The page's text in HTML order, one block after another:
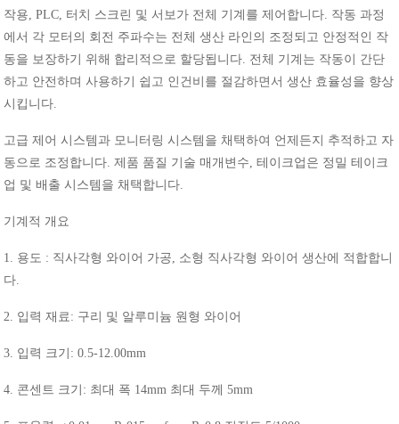
작용, PLC, 터치 스크린 및 서보가 전체 기계를 제어합니다. 작동 과정
에서 각 모터의 회전 주파수는 전체 생산 라인의 조정되고 안정적인 작
동을 보장하기 위해 합리적으로 할당됩니다. 전체 기계는 작동이
간단
하고 안전하며 사용하기 쉽고 인건비를 절감하면서 생산 효율성을 향상
시킵니다.
고급 제어 시스템과 모니터링 시스템을 채택하여 언제든지 추적하고 자
동으로 조정합니다.제품 품질 기술 매개변수,테이크업은 정밀 테이크
업 및 배출 시스템을 채택합니다.
기계적 개요
1. 용도 : 직사각형 와이어 가공, 소형 직사각형 와이어 생산에
적합합니
다.
2. 입력 재료: 구리 및 알루미늄 원형 와이어
3. 입력 크기 : 0.5-12.00mm
4. 콘센트 크기 : 최대 폭 14mm 최대 두께 5mm